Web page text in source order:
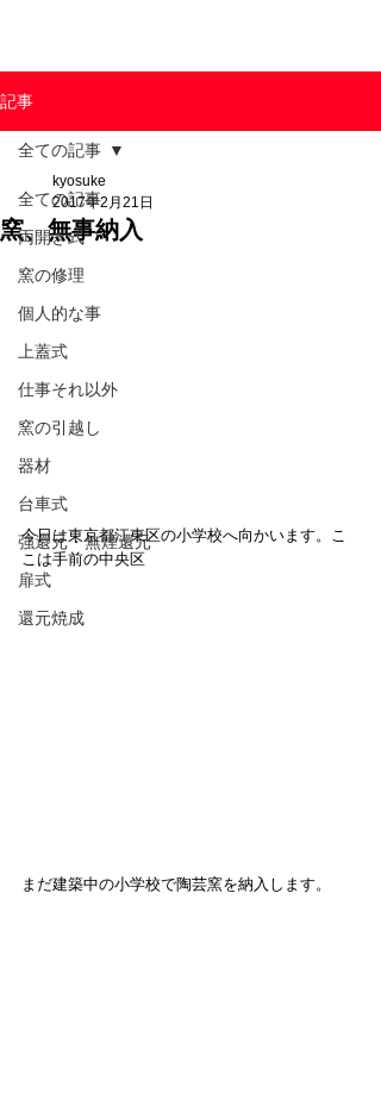
記事
全ての記事
両開き式
窯の修理
個人的な事
上蓋式
仕事それ以外
窯の引越し
器材
台車式
強還元・無煙還元
扉式
還元焼成
全ての記事
窯、無事納入
kyosuke
2017年2月21日
今日は東京都江東区の小学校へ向かいます。こ
こは手前の中央区
まだ建築中の小学校で陶芸窯を納入します。